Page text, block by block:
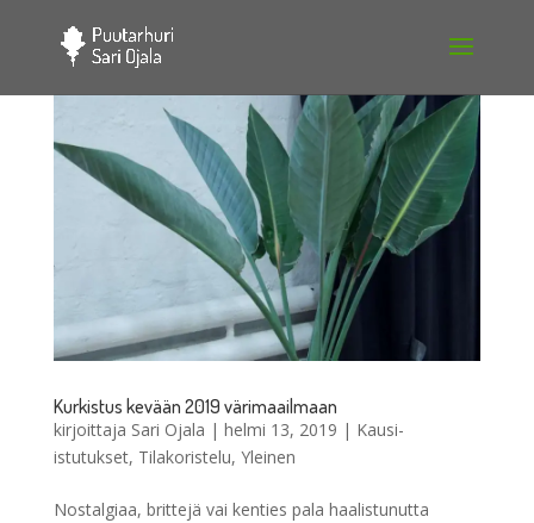
Kurkistus kevään 2019 värimaailmaan
kirjoittaja Sari Ojala | helmi 13, 2019 | Kausi-
istutukset, Tilakoristelu, Yleinen
Nostalgiaa, brittejä vai kenties pala haalistunutta